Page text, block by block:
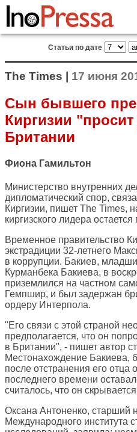
Статьи по дате
The Times | 17 июня
Сын бывшего
Киргизии
Британии
Фиона Гамильтон
Министерство внутренних
дипломатический спор,
Киргизии, пишет The Times,
киргизского лидера
Временное правительство
экстрадиции 32-летнего
в коррупции. Бакиев,
Курманбека Бакиева, в
приземлился на частном
Гемпшир, и был задержан
ордеру Интерпола.
"Его связи с этой страной
предполагается, что он
в Британии", - пишет автор
Местонахождение Бакиева,
после отстранения его отца
последнего времени
считалось, что он
Оксана Антоненко, старший
Международного института